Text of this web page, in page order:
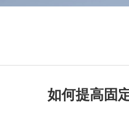
如何提高固